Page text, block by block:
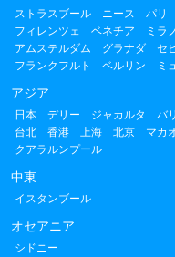
ストラスブール ニース パリ
フィレンツェ
ベネチア ミラ
アムステルダム
グラナダ セ
フランクフルト
ベルリン ミ
アジア
日本 デリー ジャカルタ バリ
台北
香港 上海 北京 マカ
クアラルンプール
中東
イスタンブール
オセアニア
シドニー